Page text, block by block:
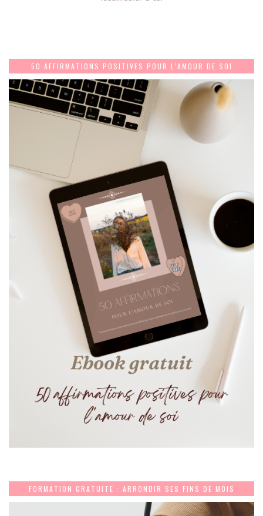
50 AFFIRMATIONS POSITIVES POUR L’AMOUR DE SOI
FORMATION GRATUITE : ARRONDIR SES FINS DE MOIS